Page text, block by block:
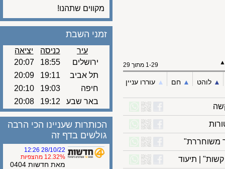
מקווים שתהנו!
1-29 מתוך 29
לוהט ▲︎ חם ▲︎ עוררו עניין
| תיעוד
זמני השבת
עיר כניסה
יציאה
ירושלים
18:55
20:07
תל אביב
19:11
20:09
חיפה
19:03
20:10
באר שבע
19:12
20:08
הכותרות שעניינו הכי הרבה
גולשים בדף זה
28/10/22 12:26
12.32% מהצפיות
מאת חדשות 0404